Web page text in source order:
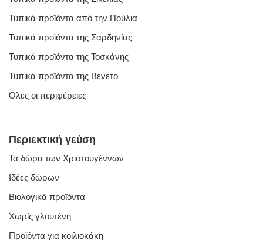
Τυπικά προϊόντα από την Πούλια
Τυπικά προϊόντα της Σαρδηνίας
Τυπικά προϊόντα της Τοσκάνης
Τυπικά προϊόντα της Βένετο
Όλες οι περιφέρειες
Περιεκτική γεύση
Τα δώρα των Χριστουγέννων
Ιδέες δώρων
Βιολογικά προϊόντα
Χωρίς γλουτένη
Προϊόντα για κοιλιοκάκη